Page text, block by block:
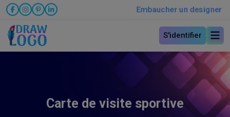
Embaucher un designer
S'identifier
Carte de visite sportive